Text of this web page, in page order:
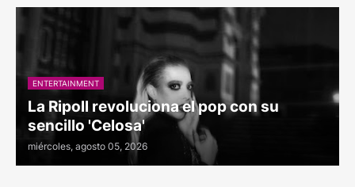
ENTERTAINMENT
La Ripoll revoluciona el pop con su
sencillo 'Celosa'
miércoles, agosto 05, 2026